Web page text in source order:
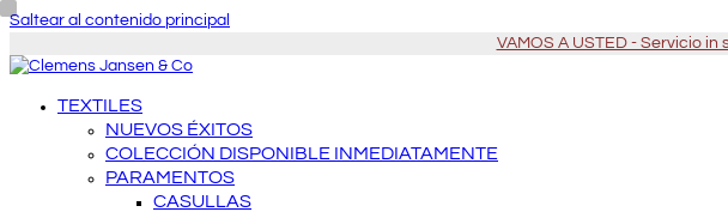
Saltear al contenido principal
VAMOS A USTED - Servicio
TEXTILES
NUEVOS ÉXITOS
COLECCIÓN DISPONIBLE INMEDIATAMENTE
PARAMENTOS
CASULLAS